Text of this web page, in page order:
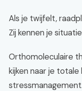
Als je twijfelt,
Zij kennen je
Orthomoleculaire
kijken naar je totale
stressmanagement.